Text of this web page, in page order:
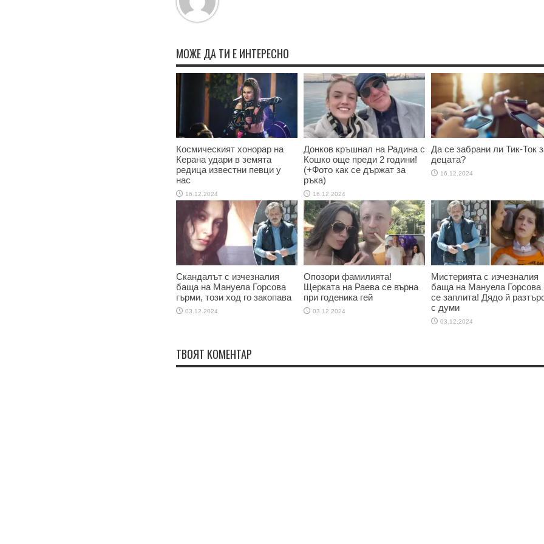
МОЖЕ ДА ТИ Е ИНТЕРЕСНО
Космическият хонорар на
Керана удари в земята
редица известни певци у
нас
16.12.2024
Донков кръшнал на Радина с
Кошко още преди 2 години!
(+Фото как се държат за
ръка)
16.12.2024
Да се забрани ли Тик-Ток
децата?
16.12.2024
Скандалът с изчезналия
баща на Мануела Горсова
гърми, този ход го закопава
03.12.2024
Опозори фамилията!
Щерката на Раева се върна
при годеника гей
03.12.2024
Мистерията с изчезналия
баща на Мануела Горсова
се заплита! Дядо й
с думи
03.12.2024
ТВОЯТ КОМЕНТАР